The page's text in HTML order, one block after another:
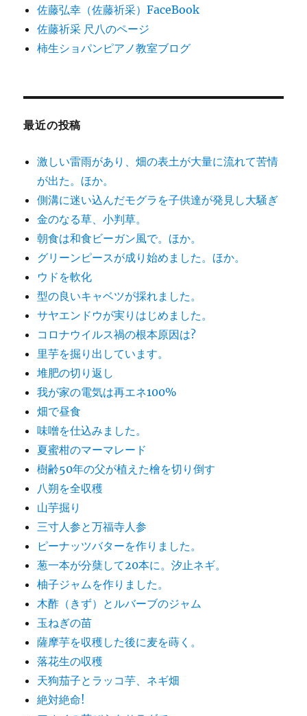
佐藤弘幸（佐藤祈采）FaceBook
佐藤祈采 尺八のページ
柿生ショパンピアノ教室ブログ
最近の投稿
激しい雷雨があり、畑の表土が大量に流れて苦情
が出た。ほか。
側溝に迷い込んだモグラを子供達が発見し大騒ぎ
金のなる草、小判草。
朝食は和食ビーガン風で。ほか。
グリーンピースが成り始めました。ほか。
ウドを軟化
型の良いキャベツが採れました。
サヤエンドウが実りはじめました。
コロナウイルス禍の根本原因は?
里芋を掘り出しています。
堆肥の切り返し
我が家の電気は再エネ100%
畑で昼食
味噌を仕込みました。
夏蜜柑のマーマレード
樹齢50年の父が植えた檜を切り倒す
八朔を全収穫
山芋掘り
三寸人参と万福寺人参
ピーナッツバターを作りました。
葱一本が分蘖して20本に。汐止ネギ。
柚子ジャムを作りました。
木酢（きず）とルバーブのジャム
玉ねぎの苗
薩摩芋を収穫した後に麦を蒔く。
落花生の収穫
天狗茄子とラッコ芋、ネギ畑
絶対絶命!